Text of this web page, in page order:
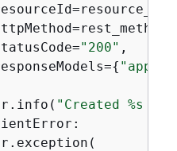
"200" ,
{
"Created %s